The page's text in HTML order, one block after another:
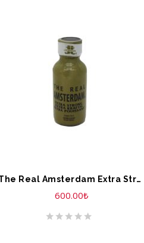
SEPETE EKLE The Real Amsterdam Extra Strong Poppers 30 ml
600.00₺